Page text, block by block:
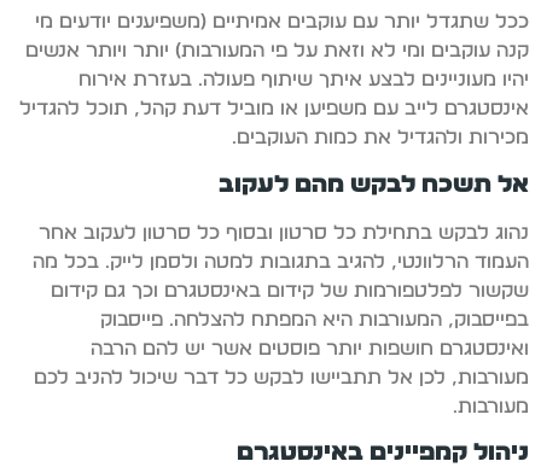
ככל שתגדל יותר עם עוקבים אמיתיים (משפיענים יודעים מי
קנה עוקבים ומי לא וזאת על פי המעורבות) יותר ויותר אנשים
יהיו מעוניינים לבצע איתך שיתוף פעולה. בעזרת אירוח
אינסטגרם לייב עם משפיען או מוביל דעת קהל, תוכל להגדיל
מכירות ולהגדיל את כמות העוקבים.
אל תשכח לבקש מהם לעקוב
נהוג לבקש בתחילת כל סרטון ובסוף כל סרטון לעקוב אחר
העמוד הרלוונטי, להגיב בתגובות למטה ולסמן לייק. בכל מה
שקשור לפלטפורמות של קידום באינסטגרם וכך גם קידום
בפייסבוק, המעורבות היא המפתח להצלחה. פייסבוק
ואינסטגרם חושפות יותר פוסטים אשר יש להם הרבה
מעורבות, לכן אל תתביישו לבקש כל דבר שיכול להניב לכם
מעורבות.
ניהול קמפיינים באינסטגרם